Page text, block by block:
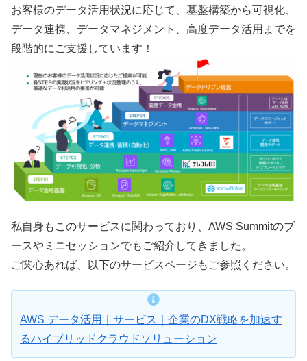
お客様のデータ活用状況に応じて、基盤構築から可視化、
データ連携、データマネジメント、高度データ活用までを
段階的にご支援しています！
私自身もこのサービスに関わっており、AWS Summitのブ
ースやミニセッションでもご紹介してきました。
ご関心あれば、以下のサービスページもご参照ください。
AWS データ活用｜サービス｜企業のDX戦略を加速す
るハイブリッドクラウドソリューション